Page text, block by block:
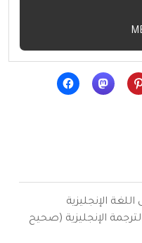
الإنجليزية
الإنجليزية (صحيح